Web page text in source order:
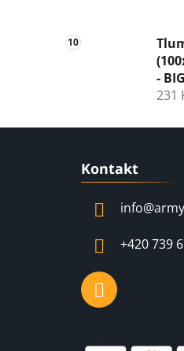
-
231
Kontakt
info@
+420 739